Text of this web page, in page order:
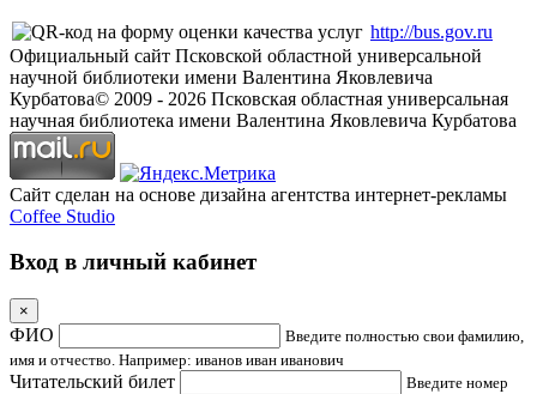
http://bus.gov.ru
Официальный сайт Псковской областной универсальной
научной библиотеки имени Валентина Яковлевича
Курбатова© 2009 - 2026 Псковская областная универсальная
научная библиотека имени Валентина Яковлевича Курбатова
Сайт сделан на основе дизайна агентства интернет-рекламы
Coffee Studio
Вход в личный кабинет
×
ФИО
Введите полностью свои фамилию,
имя и отчество. Например: иванов иван иванович
Читательский билет
Введите номер